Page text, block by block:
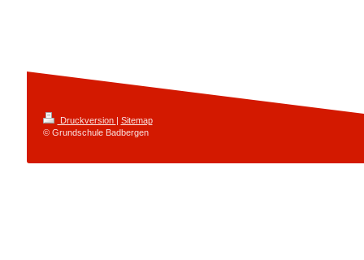
Druckversion | Sitemap
© Grundschule Badbergen